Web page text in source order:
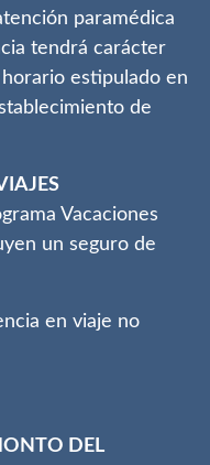
paramédica
tendrá carácter
estipulado en
de
Vacaciones
un seguro de
en viaje no
DEL